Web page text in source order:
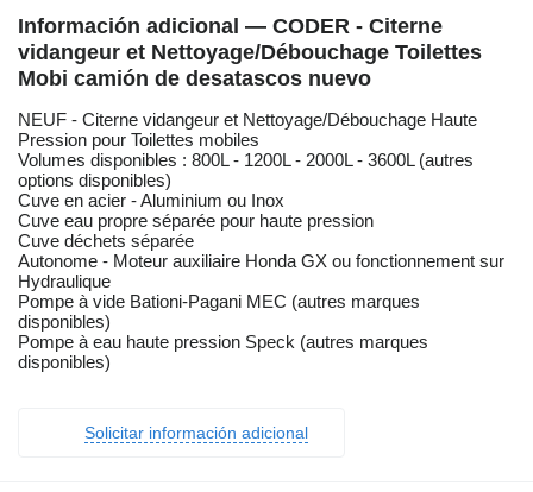
Información adicional — CODER - Citerne
vidangeur et Nettoyage/Débouchage Toilettes
Mobi camión de desatascos nuevo
NEUF - Citerne vidangeur et Nettoyage/Débouchage Haute
Pression pour Toilettes mobiles
Volumes disponibles : 800L - 1200L - 2000L - 3600L (autres
options disponibles)
Cuve en acier - Aluminium ou Inox
Cuve eau propre séparée pour haute pression
Cuve déchets séparée
Autonome - Moteur auxiliaire Honda GX ou fonctionnement sur
Hydraulique
Pompe à vide Bationi-Pagani MEC (autres marques
disponibles)
Pompe à eau haute pression Speck (autres marques
disponibles)
Solicitar información adicional